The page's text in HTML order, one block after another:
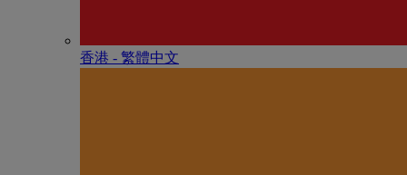
香港 - 繁體中文